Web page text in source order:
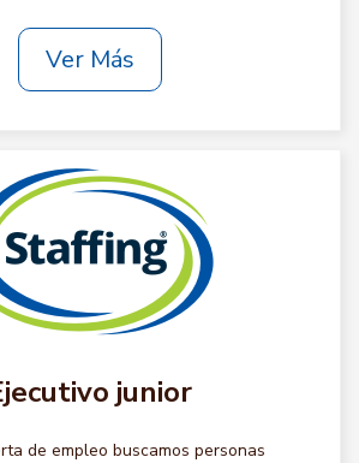
Ver Más
junior
de empleo buscamos personas